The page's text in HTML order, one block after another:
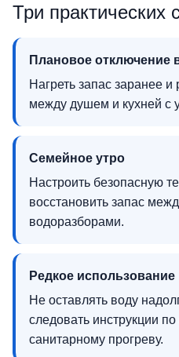
Три практических
Плановое отключение
Нагреть запас заранее и
между душем и кухней с
Семейное утро
Настроить безопасную
восстановить запас
водоразборами.
Редкое использование
Не оставлять воду
следовать инструкции
санитарному прогреву.